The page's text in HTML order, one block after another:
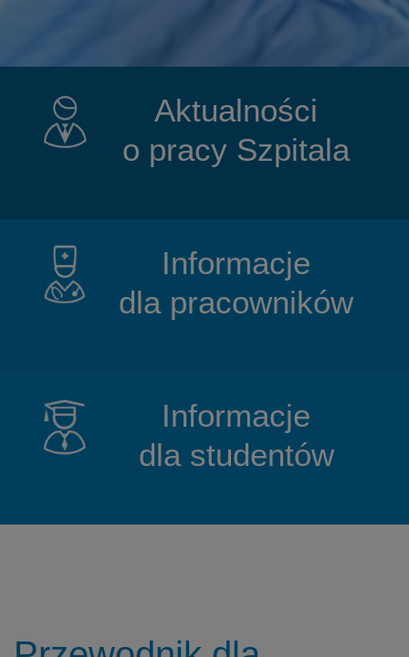
Aktualności
o pracy Szpitala
Informacje
dla pracowników
Informacje
dla studentów